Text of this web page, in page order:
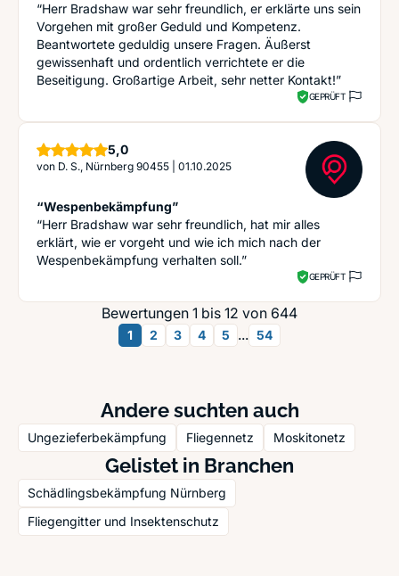
“Herr Bradshaw war sehr freundlich, er erklärte uns sein
Vorgehen mit großer Geduld und Kompetenz.
Beantwortete geduldig unsere Fragen. Äußerst
gewissenhaft und ordentlich verrichtete er die
Beseitigung. Großartige Arbeit, sehr netter Kontakt!”
GEPRÜFT
5,0Sterne
von D. S., Nürnberg 90455 01.10.2025
“Wespenbekämpfung”
“Herr Bradshaw war sehr freundlich, hat mir alles
erklärt, wie er vorgeht und wie ich mich nach der
Wespenbekämpfung verhalten soll.”
GEPRÜFT
Bewertungen 1 bis 12 von 644
1 2 3 4 5 ... 54
Andere suchten auch
Ungezieferbekämpfung Fliegennetz Moskitonetz
Gelistet in Branchen
Schädlingsbekämpfung Nürnberg
Fliegengitter und Insektenschutz